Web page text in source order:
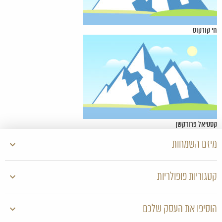
חי קורקוס
קסטיאל פרודקשן
מיזם השמחות
קטגוריות פופולריות
הוסיפו את העסק שלכם